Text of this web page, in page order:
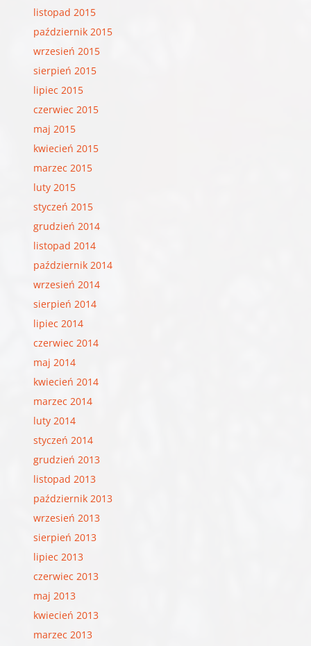
listopad 2015
październik 2015
wrzesień 2015
sierpień 2015
lipiec 2015
czerwiec 2015
maj 2015
kwiecień 2015
marzec 2015
luty 2015
styczeń 2015
grudzień 2014
listopad 2014
październik 2014
wrzesień 2014
sierpień 2014
lipiec 2014
czerwiec 2014
maj 2014
kwiecień 2014
marzec 2014
luty 2014
styczeń 2014
grudzień 2013
listopad 2013
październik 2013
wrzesień 2013
sierpień 2013
lipiec 2013
czerwiec 2013
maj 2013
kwiecień 2013
marzec 2013